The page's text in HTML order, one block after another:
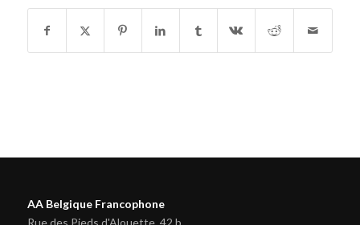
AA Belgique Francophone
Rue des Pieds d'Alouette, 42 b